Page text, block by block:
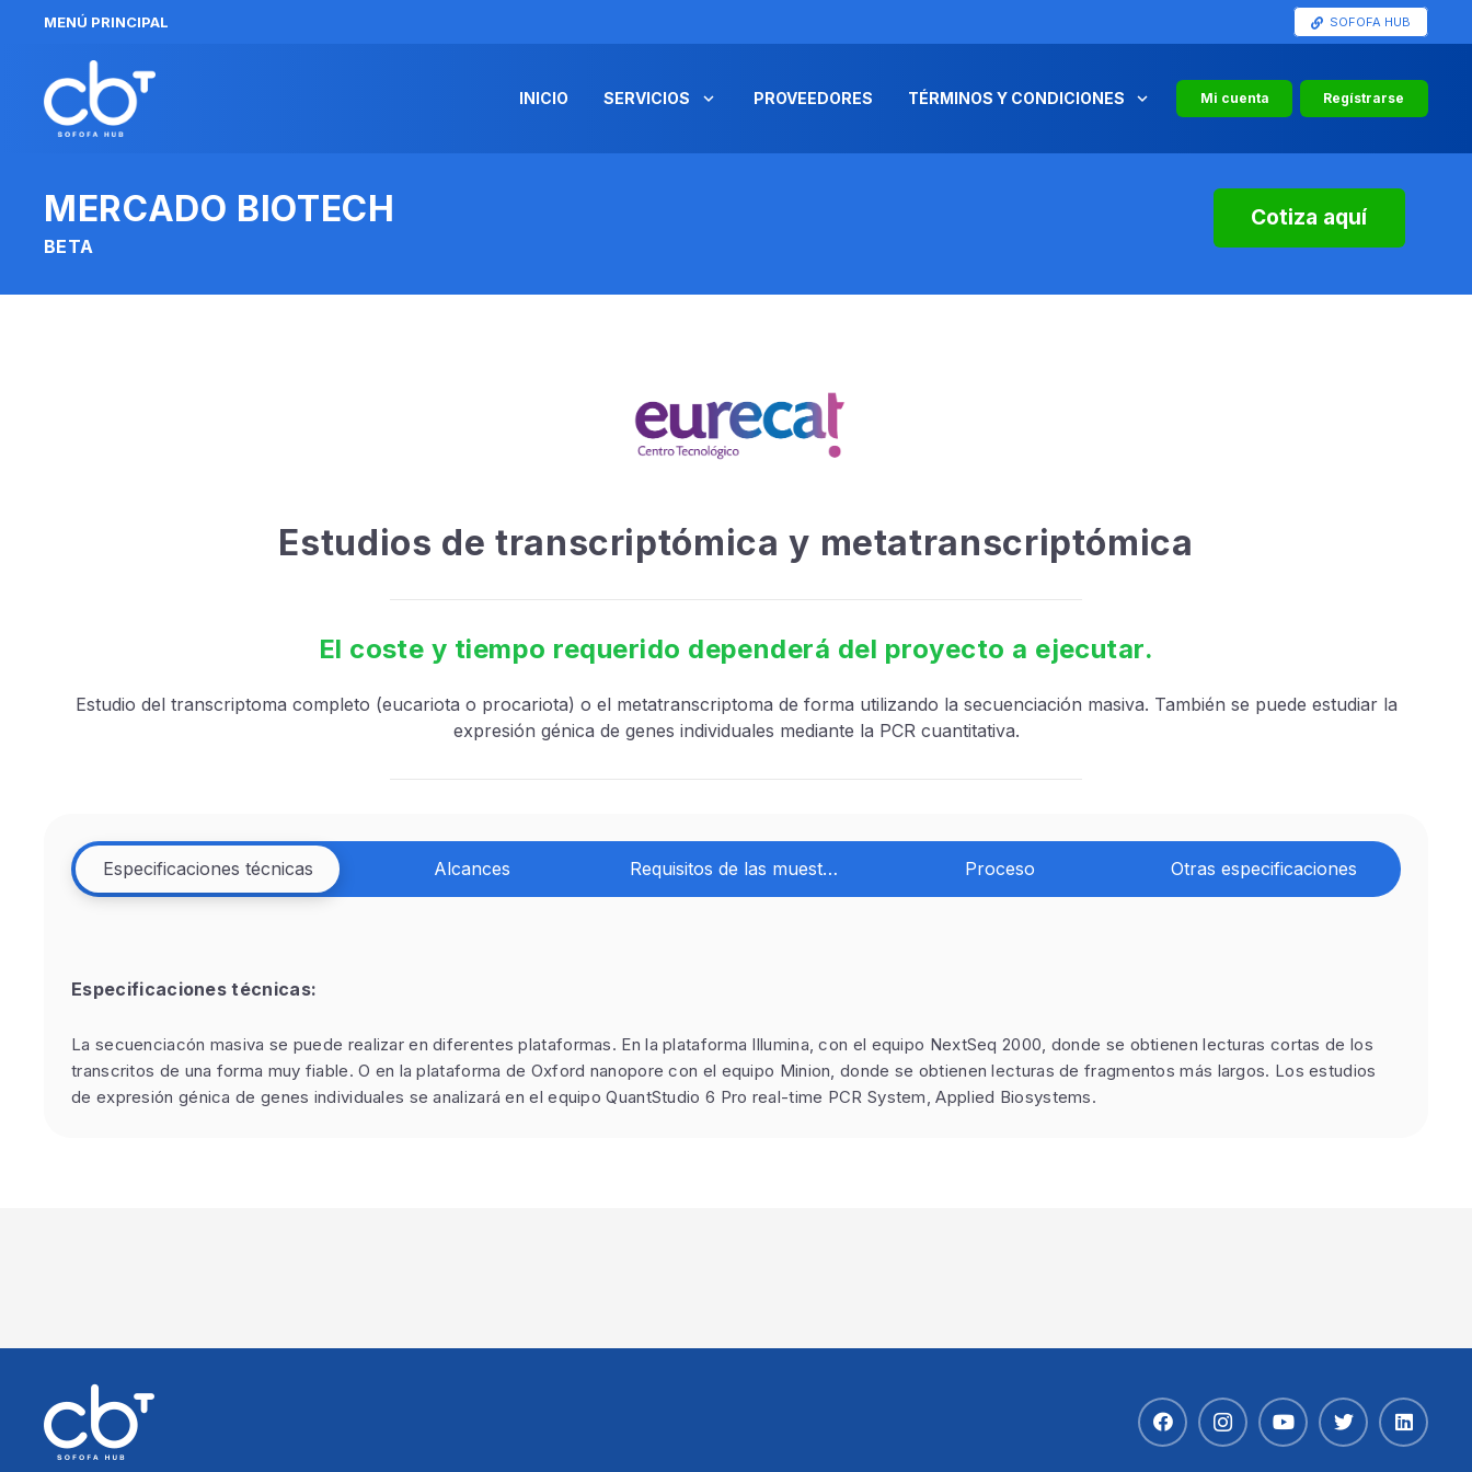
MENÚ PRINCIPAL SOFOFA HUB
INICIO SERVICIOS PROVEEDORES TÉRMINOS Y CONDICIONES Mi cuenta Regístrarse
MERCADO BIOTECH
BETA
Cotiza aquí
Estudios de transcriptómica y metatranscriptómica
El coste y tiempo requerido dependerá del proyecto a ejecutar.
Estudio del transcriptoma completo (eucariota o procariota) o el metatranscriptoma de forma utilizando la secuenciación masiva. También se puede estudiar la
expresión génica de genes individuales mediante la PCR cuantitativa.
Especificaciones técnicas Alcances Requisitos de las muestras Proceso Otras especificaciones
Especificaciones técnicas:
La secuenciacón masiva se puede realizar en diferentes plataformas. En la plataforma Illumina, con el equipo NextSeq 2000, donde se obtienen lecturas cortas de los
transcritos de una forma muy fiable. O en la plataforma de Oxford nanopore con el equipo Minion, donde se obtienen lecturas de fragmentos más largos. Los estudios
de expresión génica de genes individuales se analizará en el equipo QuantStudio 6 Pro real-time PCR System, Applied Biosystems.